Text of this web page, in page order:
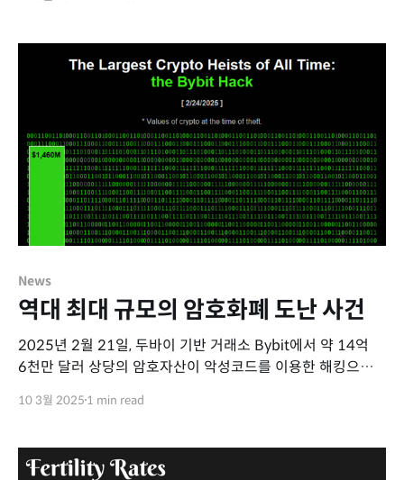
News
역대 최대 규모의 암호화폐 도난 사건
2025년 2월 21일, 두바이 기반 거래소 Bybit에서 약 14억
6천만 달러 상당의 암호자산이 악성코드를 이용한 해킹으로
발생했습니다.
10 3월 2025 1 min read